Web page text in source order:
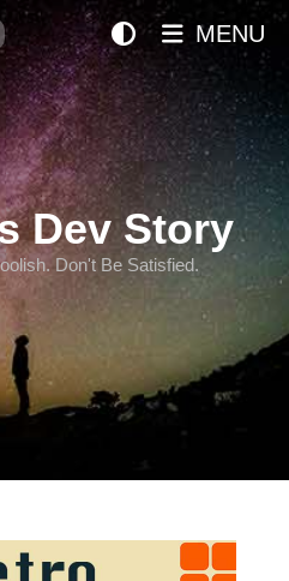
Search
Dev Story
Don't Be Satisfied.
MENU